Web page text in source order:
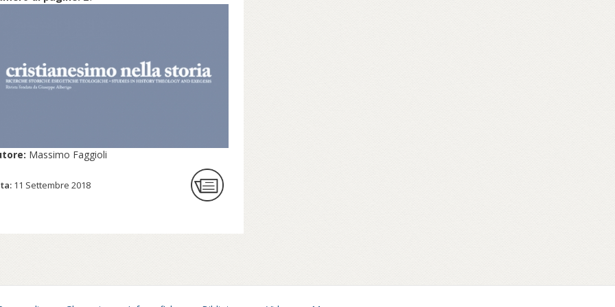
Massimo Faggioli
11 Settembre 2018